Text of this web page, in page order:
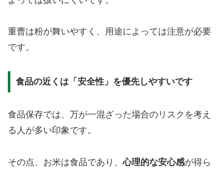
重曹は粉が舞いやすく、用途によっては注意が必要
です。
食品の近くは「安全性」を優先しやすいです
食品保存では、万が一混ざった場合のリスクを考え
る人が多い印象です。
その点、お米は食品であり、心理的な安心感が得ら